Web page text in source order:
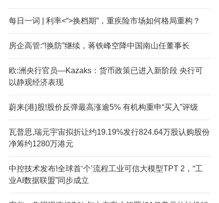
每日一词 | 利率<“>换档期”，重疾险市场如何格局重构？
房企高管:“!换防”继续，蒋铁峰空降中国南山任董事长
欧:洲央行官员—Kazaks：货币政策已进入新阶段 央行可
以静观经济表现
蔚来{港}股!股价反弹最高涨逾5% 有机构重申“买入”评级
瓦普思,瑞元宇宙拟折让约19.19%发行824.64万股认购股份
净筹约1280万港元
中控技术发布!全球首‘个’流程工业可信大模型TPT 2，“工
业AI数据联盟”同步成立